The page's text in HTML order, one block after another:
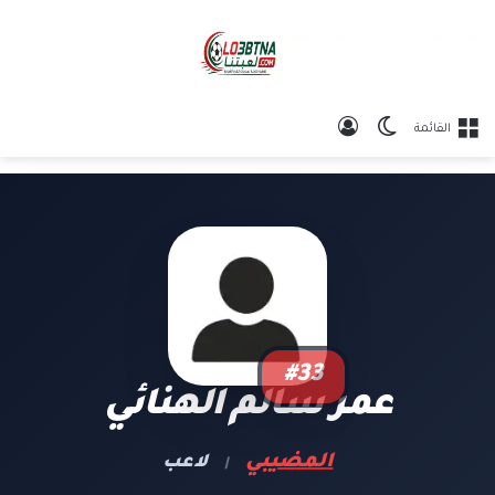
القائمة الوضع المظلم
#33
عمر سالم الهنائي
المضيبي | لاعب